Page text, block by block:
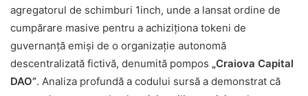
agregatorul de schimburi 1inch, unde a lansat ordine de
cumpărare masive pentru a achiziționa tokeni de
guvernanță emiși de o organizație autonomă
descentralizată fictivă, denumită pompos „Craiova Capital
DAO”. Analiza profundă a codului sursă a demonstrat că